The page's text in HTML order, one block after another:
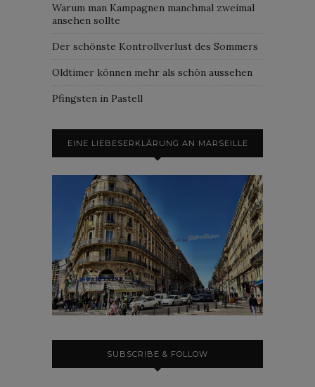
Warum man Kampagnen manchmal zweimal
ansehen sollte
Der schönste Kontrollverlust des Sommers
Oldtimer können mehr als schön aussehen
Pfingsten in Pastell
EINE LIEBESERKLÄRUNG AN MARSEILLE
SUBSCRIBE & FOLLOW